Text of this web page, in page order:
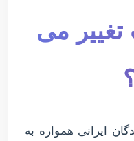
می
ایرانی همواره به